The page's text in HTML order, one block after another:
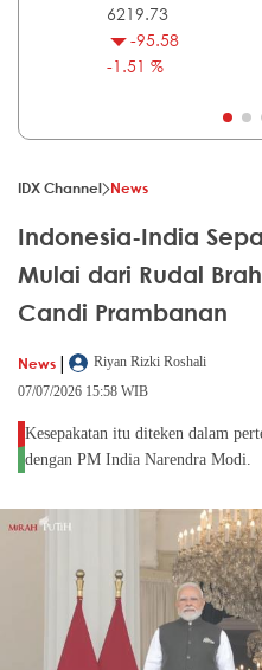
6219.73
-95.58
-1.51 %
IDX Channel News
Indonesia-India
Mulai dari Rudal
Candi Prambanan
News |
Riyan Rizki Roshali
07/07/2026 15:58 WIB
Kesepakatan itu diteken dalam
dengan PM India Narendra Modi.